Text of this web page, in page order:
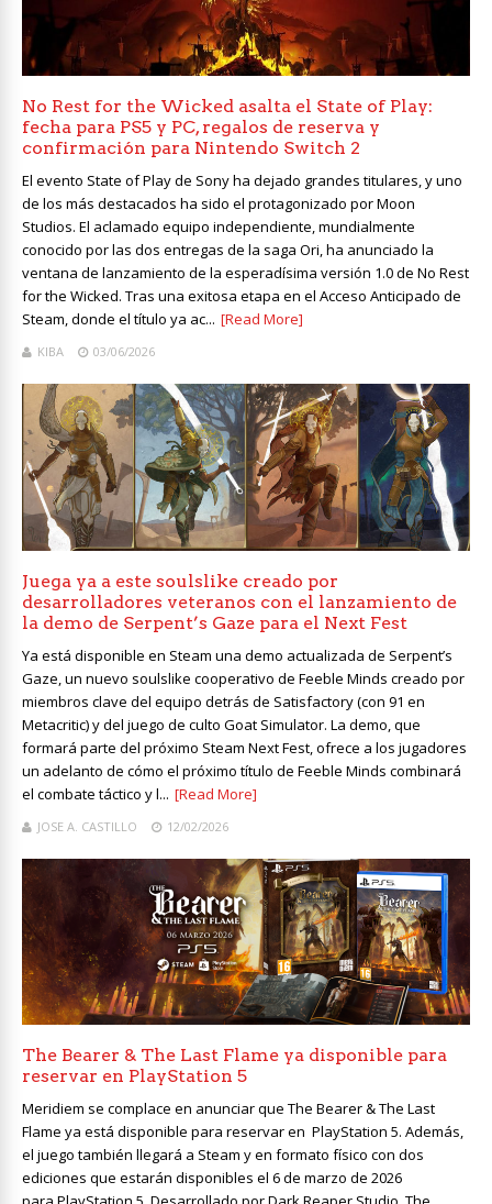
No Rest for the Wicked asalta el State of Play:
fecha para PS5 y PC, regalos de reserva y
confirmación para Nintendo Switch 2
El evento State of Play de Sony ha dejado grandes titulares, y uno
de los más destacados ha sido el protagonizado por Moon
Studios. El aclamado equipo independiente, mundialmente
conocido por las dos entregas de la saga Ori, ha anunciado la
ventana de lanzamiento de la esperadísima versión 1.0 de No Rest
for the Wicked. Tras una exitosa etapa en el Acceso Anticipado de
Steam, donde el título ya ac... [Read More]
KIBA 03/06/2026
Juega ya a este soulslike creado por
desarrolladores veteranos con el lanzamiento de
la demo de Serpent’s Gaze para el Next Fest
Ya está disponible en Steam una demo actualizada de Serpent’s
Gaze, un nuevo soulslike cooperativo de Feeble Minds creado por
miembros clave del equipo detrás de Satisfactory (con 91 en
Metacritic) y del juego de culto Goat Simulator. La demo, que
formará parte del próximo Steam Next Fest, ofrece a los jugadores
un adelanto de cómo el próximo título de Feeble Minds combinará
el combate táctico y l... [Read More]
JOSE A. CASTILLO 12/02/2026
The Bearer & The Last Flame ya disponible para
reservar en PlayStation 5
Meridiem se complace en anunciar que The Bearer & The Last
Flame ya está disponible para reservar en PlayStation 5. Además,
el juego también llegará a Steam y en formato físico con dos
ediciones que estarán disponibles el 6 de marzo de 2026